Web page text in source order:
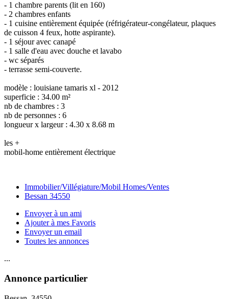
- 1 chambre parents (lit en 160)
- 2 chambres enfants
- 1 cuisine entièrement équipée (réfrigérateur-congélateur, plaques
de cuisson 4 feux, hotte aspirante).
- 1 séjour avec canapé
- 1 salle d'eau avec douche et lavabo
- wc séparés
- terrasse semi-couverte.
modèle : louisiane tamaris xl - 2012
superficie : 34.00 m²
nb de chambres : 3
nb de personnes : 6
longueur x largeur : 4.30 x 8.68 m
les +
mobil-home entièrement électrique
Immobilier/Villégiature/Mobil Homes/Ventes
Bessan 34550
Envoyer à un ami
Ajouter à mes Favoris
Envoyer un email
Toutes les annonces
...
Annonce particulier